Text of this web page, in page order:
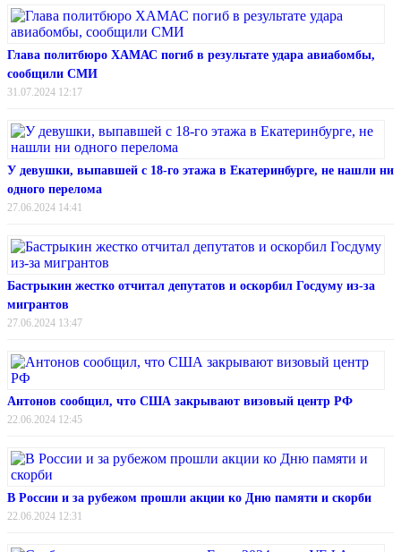
Глава политбюро ХАМАС погиб в результате удара авиабомбы,
сообщили СМИ
31.07.2024 12:17
У девушки, выпавшей с 18-го этажа в Екатеринбурге, не нашли ни
одного перелома
27.06.2024 14:41
Бастрыкин жестко отчитал депутатов и оскорбил Госдуму из-за
мигрантов
27.06.2024 13:47
Антонов сообщил, что США закрывают визовый центр РФ
22.06.2024 12:45
В России и за рубежом прошли акции ко Дню памяти и скорби
22.06.2024 12:31